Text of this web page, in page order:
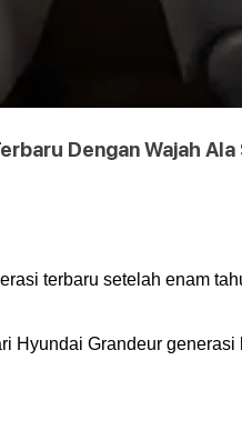
Dengan Wajah
terbaru setelah enam
Hyundai Grandeur